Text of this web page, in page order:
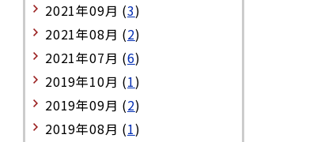
2021年09月 (3)
2021年08月 (2)
2021年07月 (6)
2019年10月 (1)
2019年09月 (2)
2019年08月 (1)